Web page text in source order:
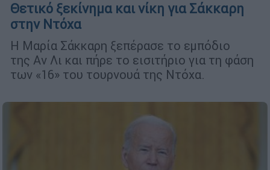
Θετικό ξεκίνημα και νίκη για Σάκκαρη
στην Ντόχα
Η Μαρία Σάκκαρη ξεπέρασε το εμπόδιο
της Αν Λι και πήρε το εισιτήριο για τη φάση
των «16» του τουρνουά της Ντόχα.